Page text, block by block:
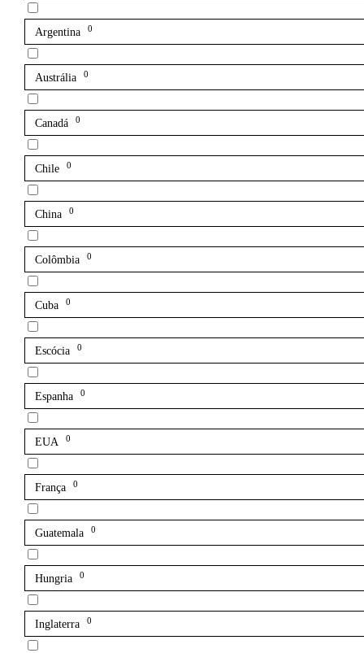
Argentina 0
Austrália 0
Canadá 0
Chile 0
China 0
Colômbia 0
Cuba 0
Escócia 0
Espanha 0
EUA 0
França 0
Guatemala 0
Hungria 0
Inglaterra 0